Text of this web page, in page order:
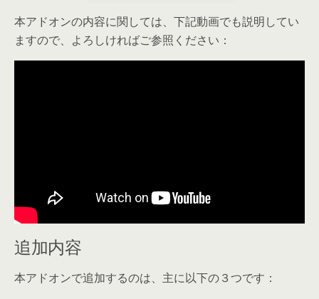
本アドオンの内容に関しては、下記動画でも説明してい
ますので、よろしければご参照ください：
追加内容
本アドオンで追加するのは、主に以下の３つです：